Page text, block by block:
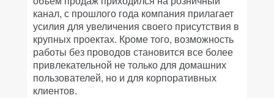
канал, с прошлого года компания прилагает
усилия для увеличения своего присутствия в
крупных проектах. Кроме того, возможность
работы без проводов становится все более
привлекательной не только для домашних
пользователей, но и для корпоративных
клиентов.